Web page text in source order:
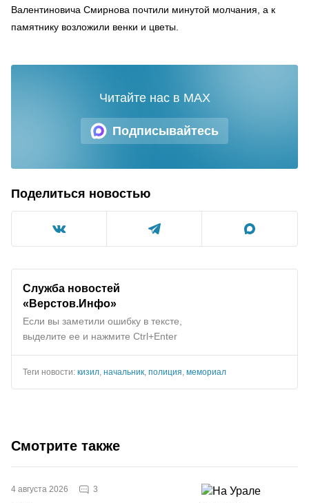
Валентиновича Смирнова почтили минутой молчания, а к
памятнику возложили венки и цветы.
Подписывайтесь
Читайте нас в MAX
Поделиться новостью
Служба новостей
«Верстов.Инфо»
Если вы заметили ошибку в тексте,
выделите ее и нажмите Ctrl+Enter
Теги новости: кизил, начальник, полиция, мемориал
Смотрите также
4 августа 2026 3